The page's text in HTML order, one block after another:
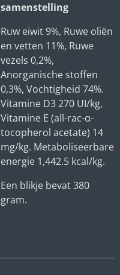
samenstelling
Ruw eiwit 9%, Ruwe oliën
en vetten 11%, Ruwe
vezels 0,2%,
Anorganische stoffen
0,3%, Vochtigheid 74%.
Vitamine D3 270 UI/kg,
Vitamine E (all-rac-α-
tocopherol acetate) 14
mg/kg. Metaboliseerbare
energie 1,442.5 kcal/kg.
Een blikje bevat 380
gram.